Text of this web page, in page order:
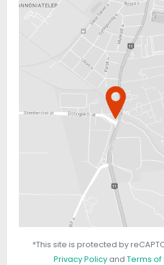
*This site is protected by
Privacy Policyand Terms of